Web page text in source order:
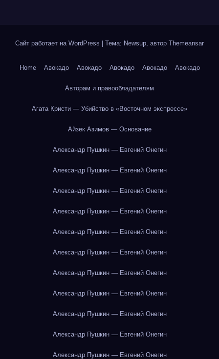
Сайт работает на WordPress Тема: Newsup, автор Themeansar
Home Авокадо Авокадо Авокадо Авокадо Авокадо
Авторам и правообладателям
Агата Кристи — Убийство в «Восточном экспрессе»
Айзек Азимов — Основание
Александр Пушкин — Евгений Онегин
Александр Пушкин — Евгений Онегин
Александр Пушкин — Евгений Онегин
Александр Пушкин — Евгений Онегин
Александр Пушкин — Евгений Онегин
Александр Пушкин — Евгений Онегин
Александр Пушкин — Евгений Онегин
Александр Пушкин — Евгений Онегин
Александр Пушкин — Евгений Онегин
Александр Пушкин — Евгений Онегин
Александр Пушкин — Евгений Онегин